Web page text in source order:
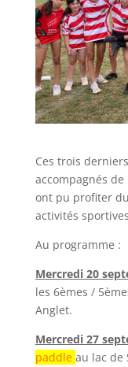
Ces trois
accompagnés
ont pu profiter
activités
Au programme :
Mercredi 20
les 6èmes /
Anglet.
Mercredi 27
paddle au lac de